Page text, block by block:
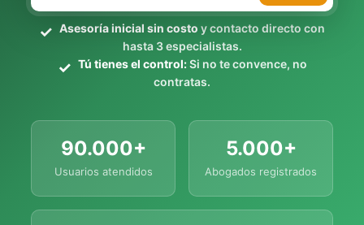
Asesoría inicial sin costo y contacto directo con
hasta 3 especialistas.
Tú tienes el control:Si no te convence, no
contratas.
90.000+
Usuarios atendidos
5.000+
Abogados registrados